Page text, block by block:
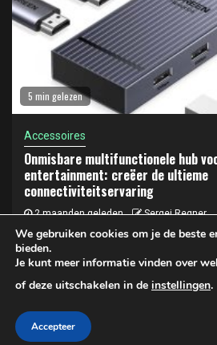
5 min gelezen
Accessoires
Onmisbare multifunctionele hub
entertainment: creëer de ultieme
connectiviteitservaring
2 maanden geleden Sergej Regner
Privacy- en
Copyright © 2025 LAPTOP KOPEN |
We gebruiken cookies om je de beste
bieden.
Je kunt meer informatie vinden over
of deze uitschakelen in de instellingen.
Accepteer